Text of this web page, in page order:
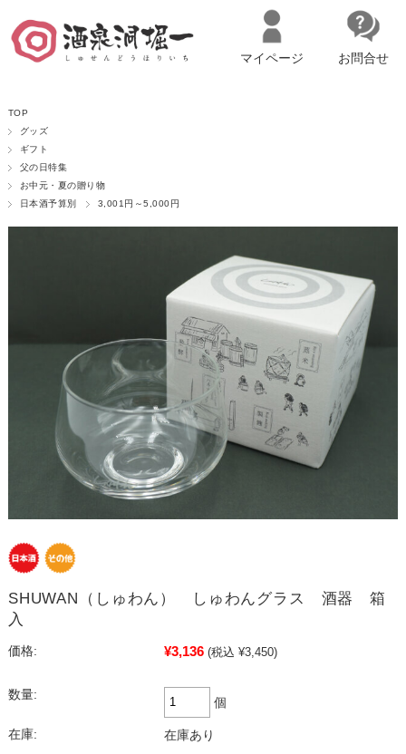
マイページ お問合せ
TOP
グッズ
ギフト
父の日特集
お中元・夏の贈り物
日本酒予算別
3,001円～5,000円
SHUWAN（しゅわん） しゅわんグラス 酒器 箱
入
価格: ¥3,136 (税込 ¥3,450)
数量:
個
在庫: 在庫あり